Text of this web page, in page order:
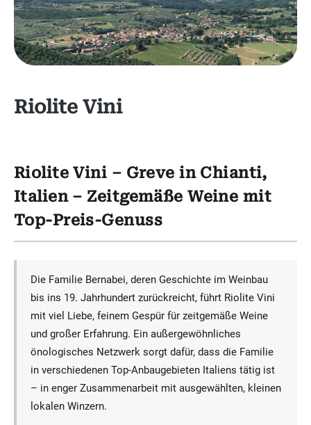
Riolite Vini
Riolite Vini – Greve in Chianti,
Italien – Zeitgemäße Weine mit
Top-Preis-Genuss
Die Familie Bernabei, deren Geschichte im Weinbau
bis ins 19. Jahrhundert zurückreicht, führt Riolite Vini
mit viel Liebe, feinem Gespür für zeitgemäße Weine
und großer Erfahrung. Ein außergewöhnliches
önologisches Netzwerk sorgt dafür, dass die Familie
in verschiedenen Top-Anbaugebieten Italiens tätig ist
– in enger Zusammenarbeit mit ausgewählten, kleinen
lokalen Winzern.